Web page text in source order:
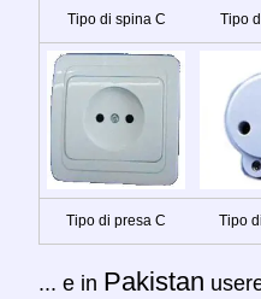
Tipo di spina C Tipo
Tipo di presa C Tipo
... e in Pakistan